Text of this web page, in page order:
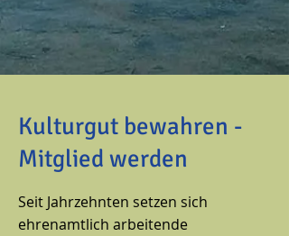
Kulturgut bewahren -
Mitglied werden
Seit Jahrzehnten setzen sich
ehrenamtlich arbeitende